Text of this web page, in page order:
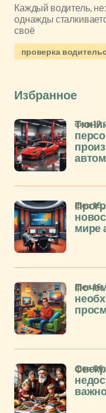
Каждый водитель,
однажды
своё
проверка
Избранное
фев 17,
мире
фев
фев
фев